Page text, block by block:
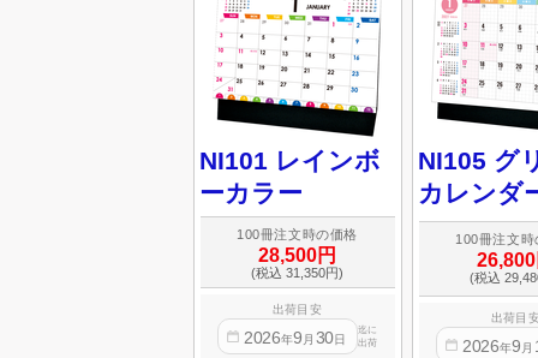
NI101 レインボ
ーカラー
100冊注文時の価格
28,500円
(税込 31,350円)
出荷目安
2026年9 月 30日
迄に
出荷
NI105 グ
カレンダ
100冊注文時
(税込
出荷目
2026年9 月